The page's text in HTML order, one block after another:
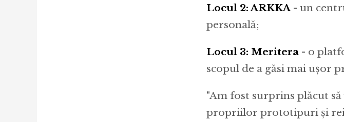
Locul 2: ARKKA- un
personală;
Locul 3: Meritera - o
scopul de a găsi mai ușor
"Am fost surprins plăcut
propriilor prototipuri și